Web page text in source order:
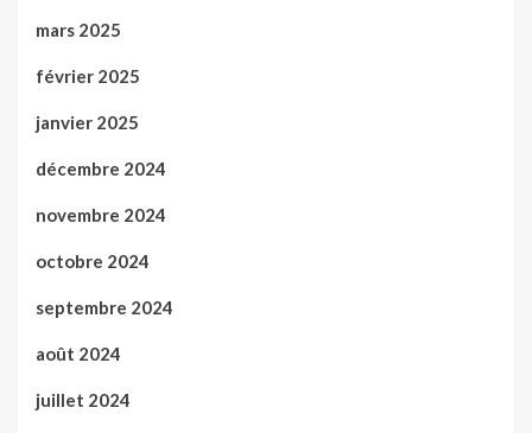
mars 2025
février 2025
janvier 2025
décembre 2024
novembre 2024
octobre 2024
septembre 2024
août 2024
juillet 2024